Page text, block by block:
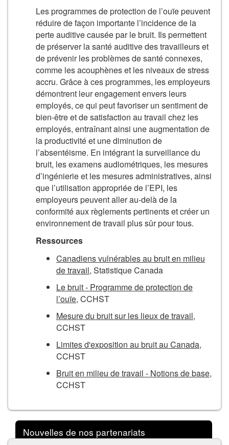
Les programmes de protection de l’ouïe peuvent
réduire de façon importante l’incidence de la
perte auditive causée par le bruit. Ils permettent
de préserver la santé auditive des travailleurs et
de prévenir les problèmes de santé connexes,
comme les acouphènes et les niveaux de stress
accru. Grâce à ces programmes, les employeurs
démontrent leur engagement envers leurs
employés, ce qui peut favoriser un sentiment de
bien‑être et de satisfaction au travail chez les
employés, entraînant ainsi une augmentation de
la productivité et une diminution de
l’absentéisme. En intégrant la surveillance du
bruit, les examens audiométriques, les mesures
d’ingénierie et les mesures administratives, ainsi
que l’utilisation appropriée de l’EPI, les
employeurs peuvent aller au‑delà de la
conformité aux règlements pertinents et créer un
environnement de travail plus sûr pour tous.
Ressources
Canadiens vulnérables au bruit en milieu
de travail, Statistique Canada
Le bruit - Programme de protection de
l’ouïe, CCHST
Mesure du bruit sur les lieux de travail,
CCHST
Limites d'exposition au bruit au Canada,
CCHST
Bruit en milieu de travail - Notions de base,
CCHST
Nouvelles de nos partenariats